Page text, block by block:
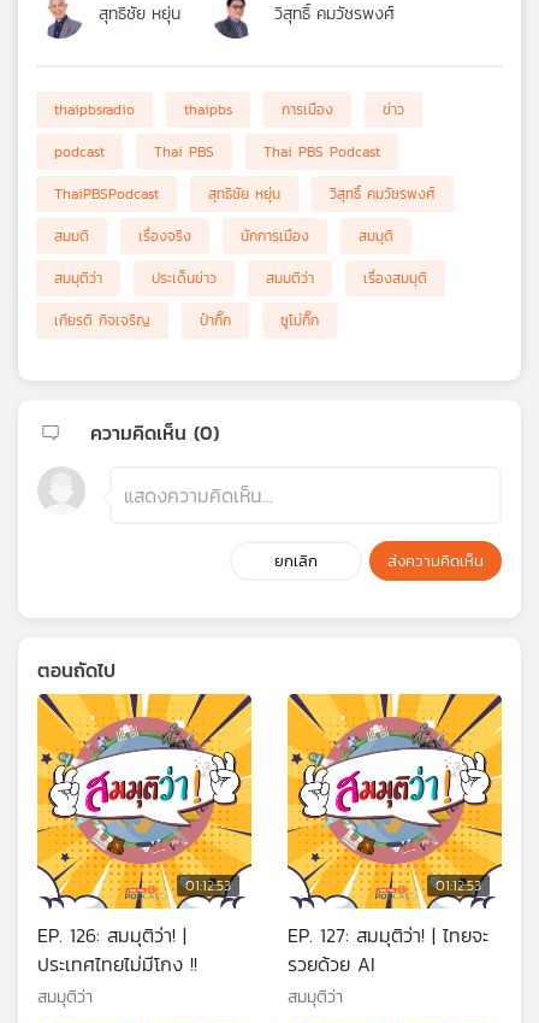
สุทธิชัย หยุ่น วิสุทธิ์ คมวัชรพงศ์
thaipbsradio thaipbs การเมือง
ข่าว
podcast
Thai PBS
Thai PBS Podcast
ThaiPBSPodcast
สุทธิชัย หยุ่น
วิสุทธิ์ คมวัชรพงศ์
สมมติ
เรื่องจริง นักการเมือง
สมมุติ
สมมุติว่า
ประเด็นข่าว สมมติว่า
เรื่องสมมุติ
เกียรติ กิจเจริญ
ป๋ากิ๊ก ซูโม่กิ๊ก
ความคิดเห็น (0)
ยกเลิก ส่งความคิดเห็น
ตอนถัดไป
01:12:53
EP. 126: สมมุติว่า! |
ประเทศไทยไม่มีโกง !!
สมมุติว่า
01:12:53
EP. 127: สมมุติว่า! | ไทยจะ
รวยด้วย AI
สมมุติว่า